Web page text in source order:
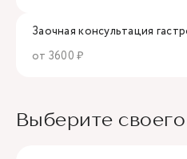
Заочная консультация
от 3600 ₽
Выберите